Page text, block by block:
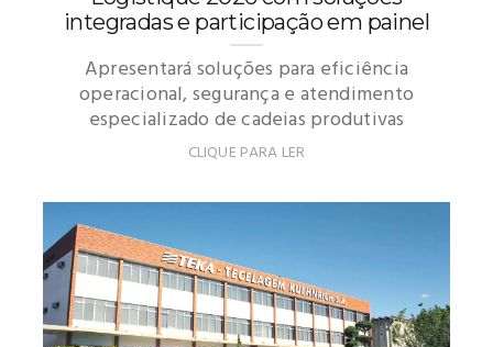
integradas e participação em painel
Apresentará soluções para eficiência
operacional, segurança e atendimento
especializado de cadeias produtivas
CLIQUE PARA LER